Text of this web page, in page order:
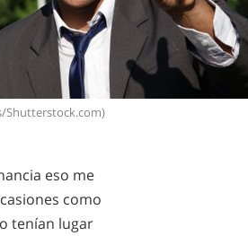
Shutterstock.com)
eso me
como
tenían lugar